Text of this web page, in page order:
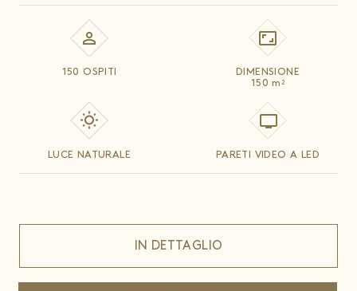
150 OSPITI
DIMENSIONE
150m 2
LUCE NATURALE PARETI VIDEO A LED
IN DETTAGLIO